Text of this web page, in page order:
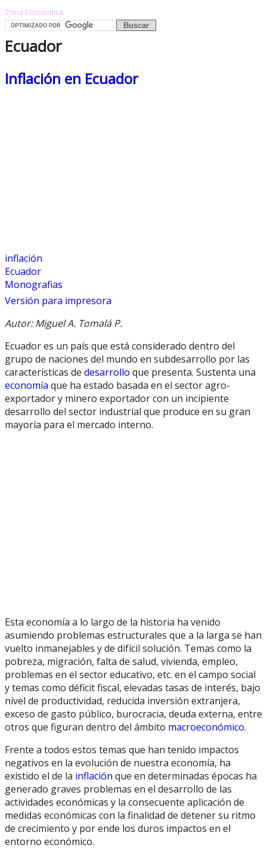
Zona Económica
Ecuador
Inflación en Ecuador
inflación
Ecuador
Monografias
Versión para impresora
Autor: Miguel A. Tomalá P.
Ecuador es un país que está considerado dentro del
grupo de naciones del mundo en subdesarrollo por las
características de desarrollo que presenta. Sustenta una
economía que ha estado basada en el sector agro-
exportador y minero exportador con un incipiente
desarrollo del sector industrial que produce en su gran
mayoría para el mercado interno.
Esta economía a lo largo de la historia ha venido
asumiendo problemas estructurales que a la larga se han
vuelto inmanejables y de difícil solución. Temas como la
pobreza, migración, falta de salud, vivienda, empleo,
problemas en el sector educativo, etc. en el campo social
y temas como déficit fiscal, elevadas tasas de interés, bajo
nivel de productividad, reducida inversión extranjera,
exceso de gasto público, burocracia, deuda externa, entre
otros que figuran dentro del ámbito macroeconómico.
Frente a todos estos temas que han tenido impactos
negativos en la evolución de nuestra economía, ha
existido el de la inflación que en determinadas épocas ha
generado graves problemas en el desarrollo de las
actividades económicas y la consecuente aplicación de
medidas económicas con la finalidad de detener su ritmo
de crecimiento y por ende los duros impactos en el
entorno económico.